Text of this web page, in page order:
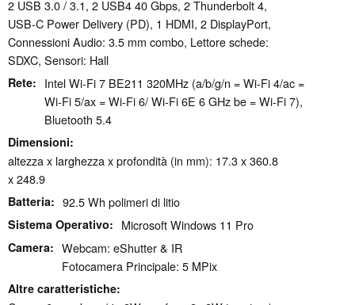
2 USB 3.0 / 3.1, 2 USB4 40 Gbps, 2 Thunderbolt 4,
USB-C Power Delivery (PD), 1 HDMI, 2 DisplayPort,
Connessioni Audio: 3.5 mm combo, Lettore schede:
SDXC, Sensori: Hall
Rete
Intel Wi-Fi 7 BE211 320MHz (a/b/g/n = Wi-Fi 4/ac =
Wi-Fi 5/ax = Wi-Fi 6/ Wi-Fi 6E 6 GHz be = Wi-Fi 7),
Bluetooth 5.4
Dimensioni
altezza x larghezza x profondità (in mm): 17.3 x 360.8
x 248.9
Batteria 92.5 Wh polimeri di litio
Sistema Operativo Microsoft Windows 11 Pro
Camera
Webcam: eShutter & IR
Fotocamera Principale: 5 MPix
Altre caratteristiche